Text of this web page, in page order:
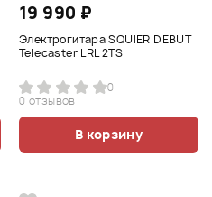
19 990 ₽
Электрогитара SQUIER DEBUT
Telecaster LRL 2TS
0
0 отзывов
В корзину